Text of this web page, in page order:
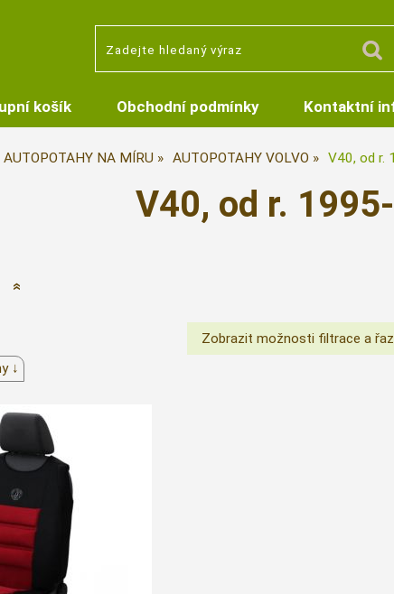
košík Obchodní podmínky Kontaktní
AUTOPOTAHY NA MÍRU AUTOPOTAHY VOLVO V40, od r.
V40, od r.
↓